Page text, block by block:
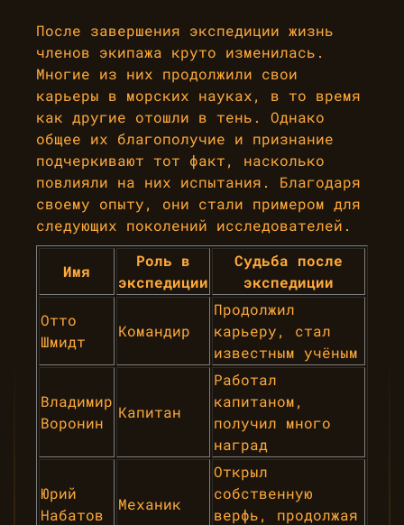
После завершения экспедиции жизнь
членов экипажа круто изменилась.
Многие из них продолжили свои
карьеры в морских науках, в то время
как другие отошли в тень. Однако
общее их благополучие и признание
подчеркивают тот факт, насколько
повлияли на них испытания. Благодаря
своему опыту, они стали примером для
следующих поколений исследователей.
Имя
Роль в
экспедиции
Судьба после
экспедиции
Отто
Шмидт
Командир
Продолжил
карьеру, стал
известным учёным
Владимир
Воронин
Капитан
Работал
капитаном,
получил много
наград
Юрий
Набатов
Механик
Открыл
собственную
верфь, продолжая